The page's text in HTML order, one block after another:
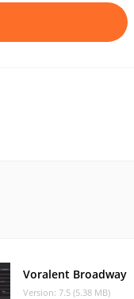
Voralent Broadway
Version: 7.5 (5.38 MB)